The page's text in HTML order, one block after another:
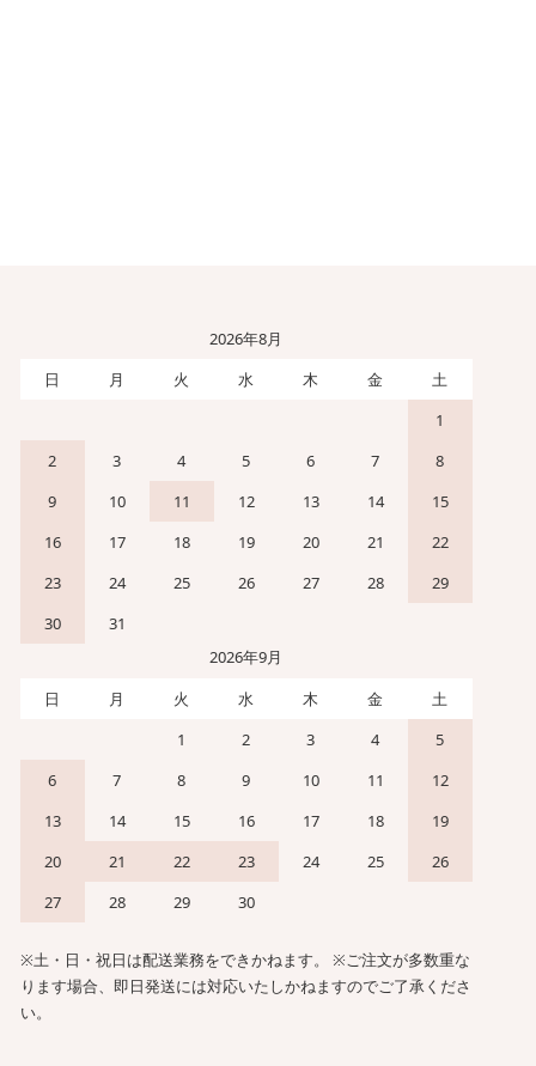
2026年8月
日
月 火 水 木 金
土
1
2
3 4 5 6 7
8
9
10 11 12 13 14
15
16
17 18 19 20 21
22
23
24 25 26 27 28
29
30
31
2026年9月
日
月 火 水 木 金
土
1
2 3 4
5
6
7 8 9 10 11
12
13
14 15 16 17 18
19
20
21 22 23 24 25
26
27
28 29 30
※土・日・祝日は配送業務をできかねます。 ※ご注文が多数重な
ります場合、即日発送には対応いたしかねますのでご了承くださ
い。